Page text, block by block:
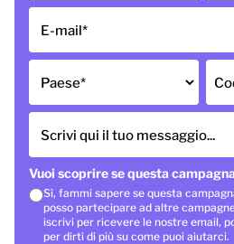
E-mail*
Paese*
Scrivi qui il tuo messaggio...
Vuoi scoprire se questa
Sì, fammi sapere se questa
posso partecipare ad altre
iscrivi per ricevere le nostre email,
per dirti di più su come puoi aiutarci.